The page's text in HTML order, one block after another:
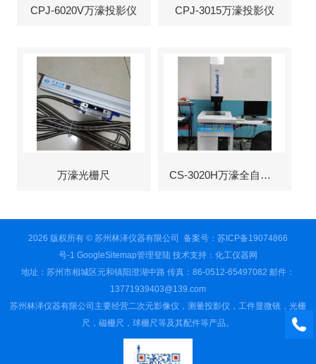
CPJ-6020V万濠投影仪 CPJ-3015万濠投影仪
万濠光栅尺 CS-3020H万濠全自动影像仪
2026 版权所有 © 苏州林泽仪器有限公司 备案号：苏ICP备19074866
号-1 GoogleSitemap管理登陆技术支持： 化工仪器网
地址：苏州市相城区元和镇阳澄湖中路 传真：86-0512-65497082 邮件：
13771939403@139.com
苏州林泽仪器有限公司主要经营二次元影像仪，测量投影仪，工件显微镜，光栅
尺，磁栅尺，球栅尺等及其配件等产品。